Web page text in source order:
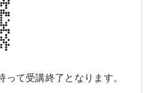
て受講終了となります。